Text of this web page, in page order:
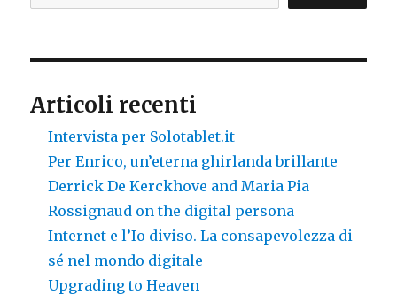
Articoli recenti
Intervista per Solotablet.it
Per Enrico, un’eterna ghirlanda brillante
Derrick De Kerckhove and Maria Pia
Rossignaud on the digital persona
Internet e l’Io diviso. La consapevolezza di
sé nel mondo digitale
Upgrading to Heaven